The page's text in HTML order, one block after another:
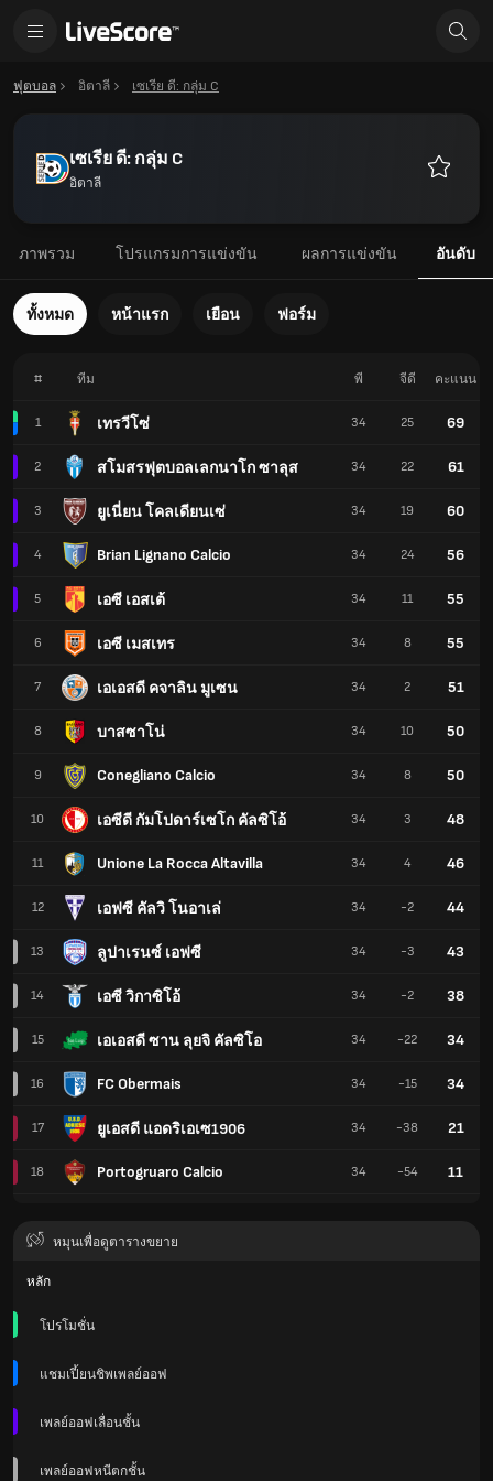
ฟุตบอล อิตาลี เซเรีย ดี: กลุ่ม C
เซเรีย ดี: กลุ่ม C
อิตาลี
ภาพรวม โปรแกรมการแข่งขัน ผลการแข่งขัน อันดับ
ทั้งหมด หน้าแรก เยือน ฟอร์ม
# ทีม
1 เทรวีโซ่
2 สโมสรฟุตบอลเลกนาโก ซาลุส
3 ยูเนี่ยน โคลเดียนเซ่
4 Brian Lignano Calcio
5 เอซี เอสเต้
6 เอซี เมสเทร
7 เอเอสดี คจาลิน มูเซน
8 บาสซาโน่
9 Conegliano Calcio
10 เอซีดี กัมโปดาร์เซโก คัลซิโอ้
11 Unione La Rocca Altavilla
12 เอฟซี คัลวิ โนอาเล่
13 ลูปาเรนซ์ เอฟซี
14 เอซี วิกาซิโอ้
15 เอเอสดี ซาน ลุยจิ คัลซิโอ
16 FC Obermais
17 ยูเอสดี แอดริเอเซ1906
18 Portogruaro Calcio
พี จีดี คะแนน
34 25 69
34 22 61
34 19 60
34 24 56
34 11 55
34 8 55
34 2 51
34 10 50
34 8 50
34 3 48
34 4 46
34 -2 44
34 -3 43
34 -2 38
34 -22 34
34 -15 34
34 -38 21
34 -54 11
หมุนเพื่อดูตารางขยาย
หลัก
โปรโมชั่น
แชมเปี้ยนชิพเพลย์ออฟ
เพลย์ออฟเลื่อนชั้น
เพลย์ออฟหนีตกชั้น